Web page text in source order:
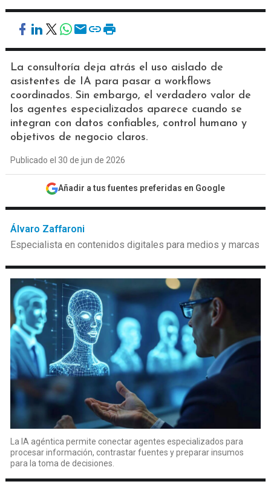
La consultoría deja atrás el uso aislado de
asistentes de IA para pasar a workflows
coordinados. Sin embargo, el verdadero valor de
los agentes especializados aparece cuando se
integran con datos confiables, control humano y
objetivos de negocio claros.
Publicado el 30 de jun de 2026
Añadir a tus fuentes preferidas en Google
Álvaro Zaffaroni
Especialista en contenidos digitales para medios y marcas
La IA agéntica permite conectar agentes especializados para
procesar información, contrastar fuentes y preparar insumos
para la toma de decisiones.